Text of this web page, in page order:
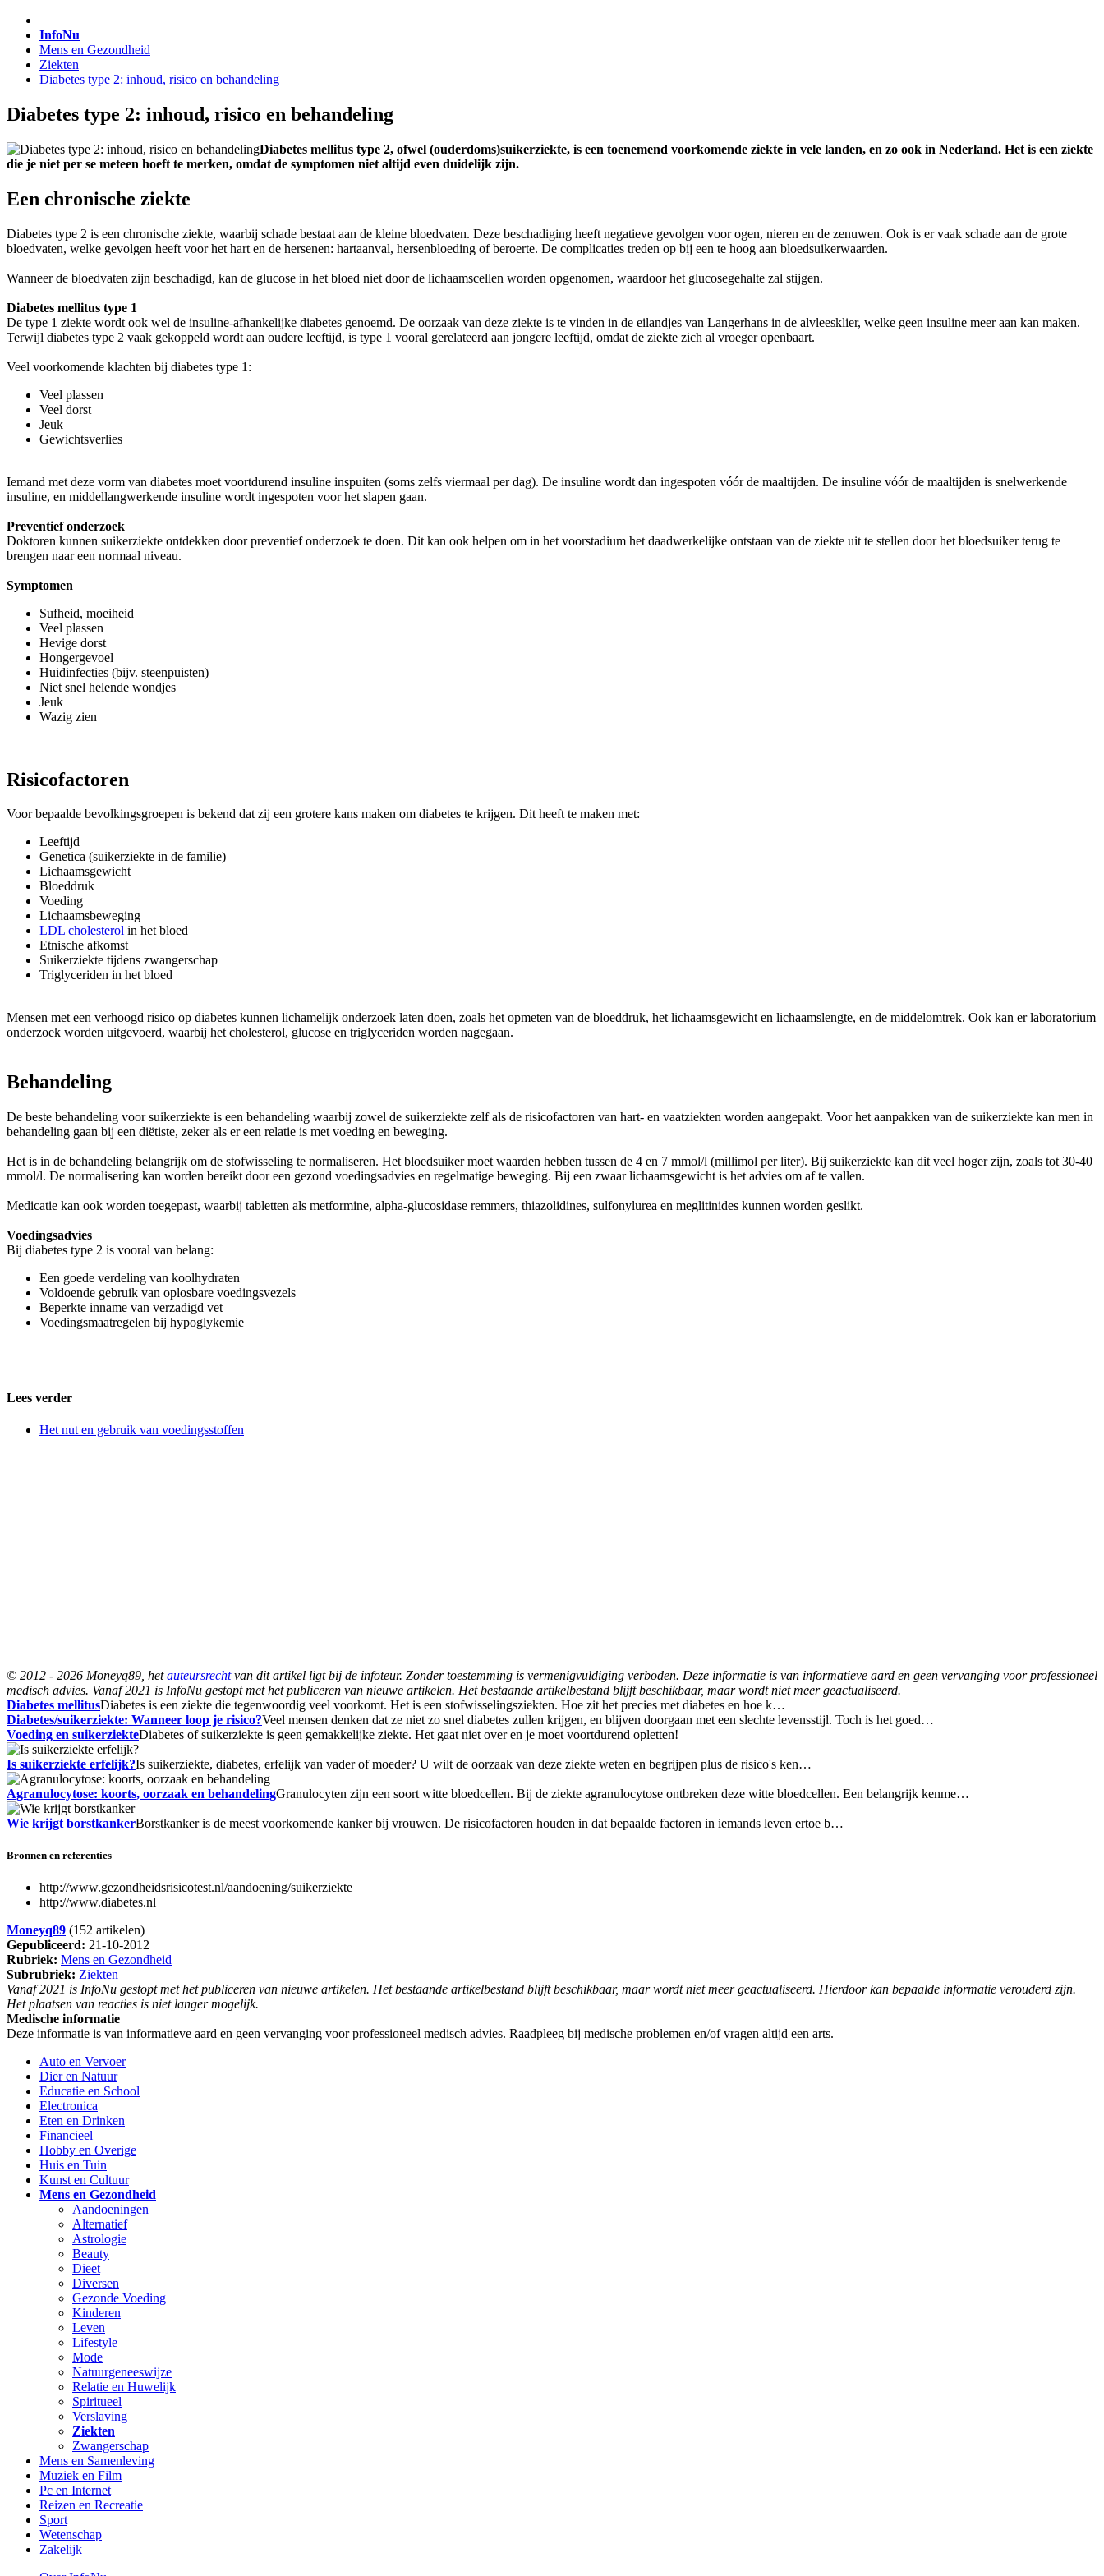
InfoNu
Mens en Gezondheid
Ziekten
Diabetes type 2: inhoud, risico en behandeling
Diabetes type 2: inhoud, risico en behandeling
Diabetes mellitus type 2, ofwel (ouderdoms)suikerziekte, is een toenemend voorkomende ziekte in vele landen, en zo ook in Nederland. Het is een ziekte
die je niet per se meteen hoeft te merken, omdat de symptomen niet altijd even duidelijk zijn.
Een chronische ziekte
Diabetes type 2 is een chronische ziekte, waarbij schade bestaat aan de kleine bloedvaten. Deze beschadiging heeft negatieve gevolgen voor ogen, nieren en de zenuwen. Ook is er vaak schade aan de grote
bloedvaten, welke gevolgen heeft voor het hart en de hersenen: hartaanval, hersenbloeding of beroerte. De complicaties treden op bij een te hoog aan bloedsuikerwaarden.
Wanneer de bloedvaten zijn beschadigd, kan de glucose in het bloed niet door de lichaamscellen worden opgenomen, waardoor het glucosegehalte zal stijgen.
Diabetes mellitus type 1
De type 1 ziekte wordt ook wel de insuline-afhankelijke diabetes genoemd. De oorzaak van deze ziekte is te vinden in de eilandjes van Langerhans in de alvleesklier, welke geen insuline meer aan kan maken.
Terwijl diabetes type 2 vaak gekoppeld wordt aan oudere leeftijd, is type 1 vooral gerelateerd aan jongere leeftijd, omdat de ziekte zich al vroeger openbaart.
Veel voorkomende klachten bij diabetes type 1:
Veel plassen
Veel dorst
Jeuk
Gewichtsverlies
Iemand met deze vorm van diabetes moet voortdurend insuline inspuiten (soms zelfs viermaal per dag). De insuline wordt dan ingespoten vóór de maaltijden. De insuline vóór de maaltijden is snelwerkende
insuline, en middellangwerkende insuline wordt ingespoten voor het slapen gaan.
Preventief onderzoek
Doktoren kunnen suikerziekte ontdekken door preventief onderzoek te doen. Dit kan ook helpen om in het voorstadium het daadwerkelijke ontstaan van de ziekte uit te stellen door het bloedsuiker terug te
brengen naar een normaal niveau.
Symptomen
Sufheid, moeiheid
Veel plassen
Hevige dorst
Hongergevoel
Huidinfecties (bijv. steenpuisten)
Niet snel helende wondjes
Jeuk
Wazig zien
Risicofactoren
Voor bepaalde bevolkingsgroepen is bekend dat zij een grotere kans maken om diabetes te krijgen. Dit heeft te maken met:
Leeftijd
Genetica (suikerziekte in de familie)
Lichaamsgewicht
Bloeddruk
Voeding
Lichaamsbeweging
LDL cholesterol in het bloed
Etnische afkomst
Suikerziekte tijdens zwangerschap
Triglyceriden in het bloed
Mensen met een verhoogd risico op diabetes kunnen lichamelijk onderzoek laten doen, zoals het opmeten van de bloeddruk, het lichaamsgewicht en lichaamslengte, en de middelomtrek. Ook kan er laboratorium
onderzoek worden uitgevoerd, waarbij het cholesterol, glucose en triglyceriden worden nagegaan.
Behandeling
De beste behandeling voor suikerziekte is een behandeling waarbij zowel de suikerziekte zelf als de risicofactoren van hart- en vaatziekten worden aangepakt. Voor het aanpakken van de suikerziekte kan men in
behandeling gaan bij een diëtiste, zeker als er een relatie is met voeding en beweging.
Het is in de behandeling belangrijk om de stofwisseling te normaliseren. Het bloedsuiker moet waarden hebben tussen de 4 en 7 mmol/l (millimol per liter). Bij suikerziekte kan dit veel hoger zijn, zoals tot 30-40
mmol/l. De normalisering kan worden bereikt door een gezond voedingsadvies en regelmatige beweging. Bij een zwaar lichaamsgewicht is het advies om af te vallen.
Medicatie kan ook worden toegepast, waarbij tabletten als metformine, alpha-glucosidase remmers, thiazolidines, sulfonylurea en meglitinides kunnen worden geslikt.
Voedingsadvies
Bij diabetes type 2 is vooral van belang:
Een goede verdeling van koolhydraten
Voldoende gebruik van oplosbare voedingsvezels
Beperkte inname van verzadigd vet
Voedingsmaatregelen bij hypoglykemie
Lees verder
Het nut en gebruik van voedingsstoffen
© 2012 - 2026 Moneyq89, hetauteursrechtvan dit artikel ligt bij de infoteur. Zonder toestemming is vermenigvuldiging verboden. Deze informatie is van informatieve aard en geen vervanging voor professioneel
medisch advies. Vanaf 2021 is InfoNu gestopt met het publiceren van nieuwe artikelen. Het bestaande artikelbestand blijft beschikbaar, maar wordt niet meer geactualiseerd.
Diabetes mellitusDiabetes is een ziekte die tegenwoordig veel voorkomt. Het is een stofwisselingsziekten. Hoe zit het precies met diabetes en hoe k…
Diabetes/suikerziekte: Wanneer loop je risico?Veel mensen denken dat ze niet zo snel diabetes zullen krijgen, en blijven doorgaan met een slechte levensstijl. Toch is het goed…
Voeding en suikerziekteDiabetes of suikerziekte is geen gemakkelijke ziekte. Het gaat niet over en je moet voortdurend opletten!
Is suikerziekte erfelijk?Is suikerziekte, diabetes, erfelijk van vader of moeder? U wilt de oorzaak van deze ziekte weten en begrijpen plus de risico's ken…
Agranulocytose: koorts, oorzaak en behandelingGranulocyten zijn een soort witte bloedcellen. Bij de ziekte agranulocytose ontbreken deze witte bloedcellen. Een belangrijk kenme…
Wie krijgt borstkankerBorstkanker is de meest voorkomende kanker bij vrouwen. De risicofactoren houden in dat bepaalde factoren in iemands leven ertoe b…
Bronnen en referenties
http://www.gezondheidsrisicotest.nl/aandoening/suikerziekte
http://www.diabetes.nl
Moneyq89 (152 artikelen)
Gepubliceerd: 21-10-2012
Rubriek: Mens en Gezondheid
Subrubriek: Ziekten
Vanaf 2021 is InfoNu gestopt met het publiceren van nieuwe artikelen. Het bestaande artikelbestand blijft beschikbaar, maar wordt niet meer geactualiseerd. Hierdoor kan bepaalde informatie verouderd zijn.
Het plaatsen van reacties is niet langer mogelijk.
Medische informatie
Deze informatie is van informatieve aard en geen vervanging voor professioneel medisch advies. Raadpleeg bij medische problemen en/of vragen altijd een arts.
Auto en Vervoer
Dier en Natuur
Educatie en School
Electronica
Eten en Drinken
Financieel
Hobby en Overige
Huis en Tuin
Kunst en Cultuur
Mens en Gezondheid
Aandoeningen
Alternatief
Astrologie
Beauty
Dieet
Diversen
Gezonde Voeding
Kinderen
Leven
Lifestyle
Mode
Natuurgeneeswijze
Relatie en Huwelijk
Spiritueel
Verslaving
Ziekten
Zwangerschap
Mens en Samenleving
Muziek en Film
Pc en Internet
Reizen en Recreatie
Sport
Wetenschap
Zakelijk